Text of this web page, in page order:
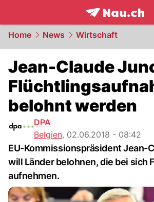
frontpage.
Home News Wirtschaft
Jean-Claude
belohnt werden
DPA
Belgien, 02.06.2018 - 08:42
EU-Kommissionspräsident Jean-
will Länder belohnen, die bei sich
aufnehmen.